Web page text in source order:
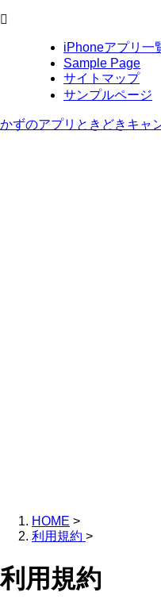
iPhoneアプリ一
Sample Page
サイトマップ
サンプルページ
かずのアプリときどきキャ
HOME >
利用規約 >
利用規約